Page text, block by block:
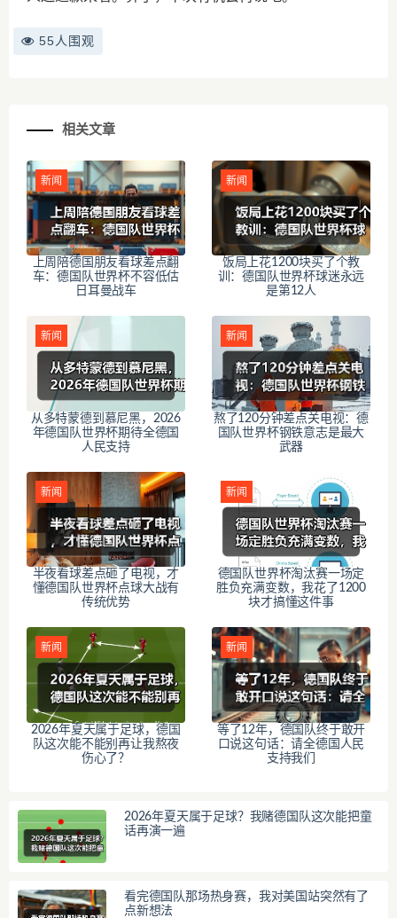
55人围观
相关文章
新闻
上周陪德国朋友看球差点翻
车：德国队世界杯不容低估
日耳曼战车
新闻
饭局上花1200块买了个教
训：德国队世界杯球迷永远
是第12人
新闻
从多特蒙德到慕尼黑，2026
年德国队世界杯期待全德国
人民支持
新闻
熬了120分钟差点关电视：德
国队世界杯钢铁意志是最大
武器
新闻
半夜看球差点砸了电视，才
懂德国队世界杯点球大战有
传统优势
新闻
德国队世界杯淘汰赛一场定
胜负充满变数，我花了1200
块才搞懂这件事
新闻
2026年夏天属于足球，德国
队这次能不能别再让我熬夜
伤心了？
新闻
等了12年，德国队终于敢开
口说这句话：请全德国人民
支持我们
2026年夏天属于足球？我赌德国队这次能把童
话再演一遍
看完德国队那场热身赛，我对美国站突然有了
点新想法